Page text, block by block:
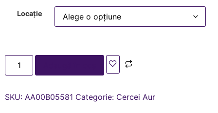
Locație
SKU: AA00В05581 Categorie: Cercei Aur